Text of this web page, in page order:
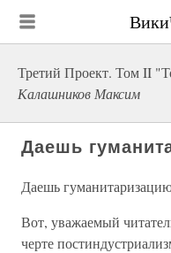
Третий Проект. Том II
Калашников Максим
Даешь
Даешь
Вот, уважаемый
черте